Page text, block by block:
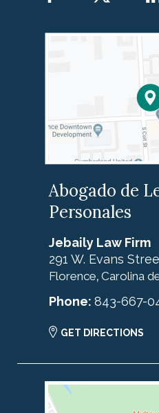
Abogado de
Personales
Jebaily Law Firm
291 W. Evans
Florence, Carolina
Phone: 843-667-
GET DIRECTIONS